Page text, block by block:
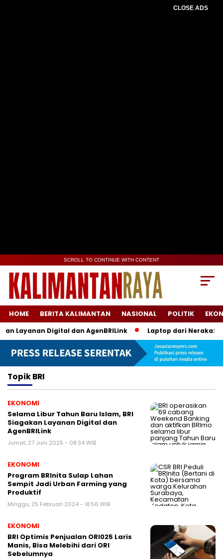
CLOSE ADS
SCROLL TO CONTINUE WITH CONTENT
HOME BERITA KALIMANTAN NASIONAL POLITIK
Layanan Digital dan AgenBRILink Laptop dari Neraka:
TopikBRI
EKONOMI
Selama Libur Tahun Baru Islam, BRI
Siagakan Layanan Digital dan
AgenBRILink
Jumat, 27 Juni 2025 - 08:34 WIB
EKONOMI
Program BRInita Sulap Lahan
Sempit Jadi Urban Farming yang
Produktif
Minggu, 25 Februari 2024 - 18:56 WIB
EKONOMI
BRI Optimis Penjualan ORI025 Laris
Manis, Bisa Melebihi dari ORI
Sebelumnya